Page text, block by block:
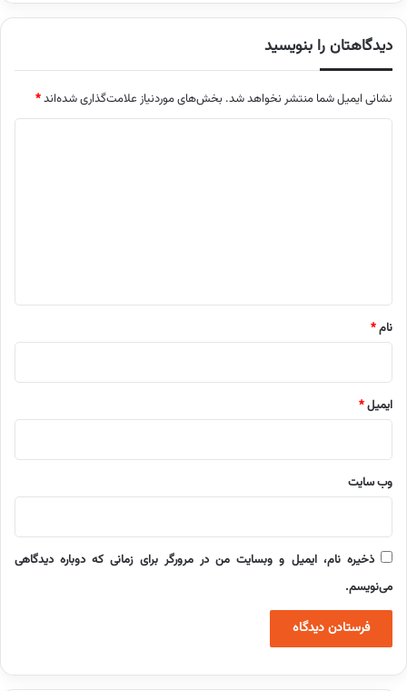
دیدگاهتان را بنویسید
نشانی ایمیل شما منتشر نخواهد شد. بخش‌های موردنیاز علامت‌گذاری شده‌اند*
نام*
ایمیل*
وب‌ سایت
ذخیره نام، ایمیل و وبسایت من در مرورگر برای زمانی که دوباره دیدگاهی
می‌نویسم.